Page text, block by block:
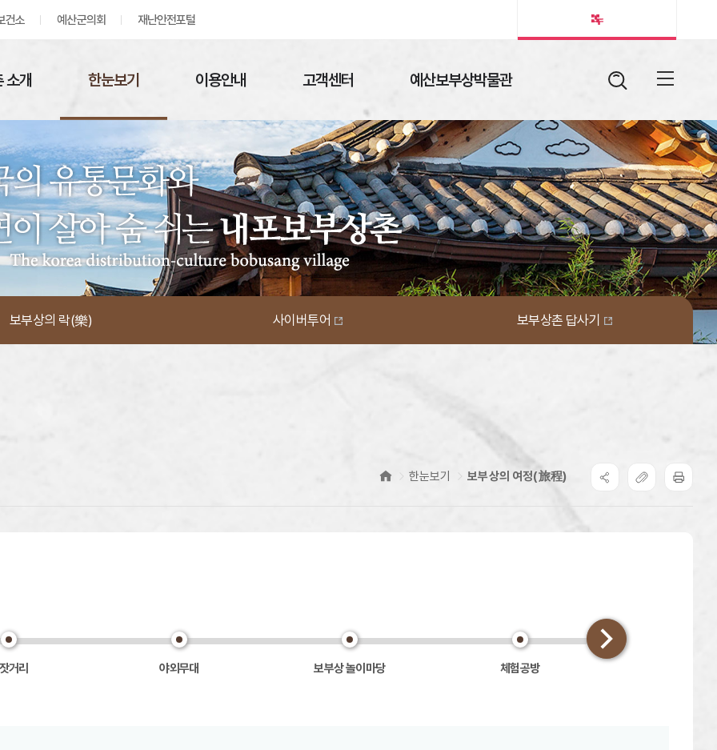
건소 예산군의회 재난안전포털
검색어
소개 한눈보기 이용안내 고객센터 예산보부상박물관
보부상의 락(樂) 사이버투어 보부상촌 답사기
한눈보기 보부상의 여정(旅程)
거리 야외무대 보부상 놀이마당 체험공방